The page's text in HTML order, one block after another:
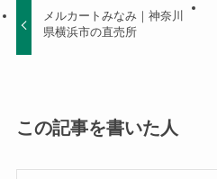
メルカートみなみ｜神奈川
県横浜市の直売所
この記事を書いた人